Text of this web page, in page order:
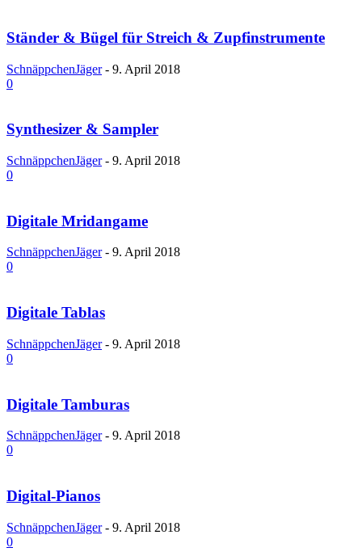
Ständer & Bügel für Streich & Zupfinstrumente
SchnäppchenJäger - 9. April 2018
0
Synthesizer & Sampler
SchnäppchenJäger - 9. April 2018
0
Digitale Mridangame
SchnäppchenJäger - 9. April 2018
0
Digitale Tablas
SchnäppchenJäger - 9. April 2018
0
Digitale Tamburas
SchnäppchenJäger - 9. April 2018
0
Digital-Pianos
SchnäppchenJäger - 9. April 2018
0